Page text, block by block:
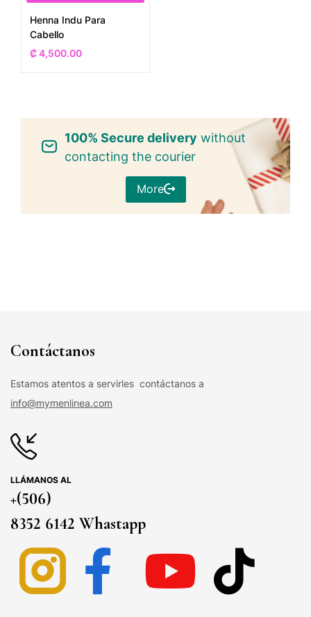
Henna Indu Para
Cabello
₡4,500.00
100% Secure delivery without
contacting the courier
More
Contáctanos
Estamos atentos a servirles contáctanos a
info@mymenlinea.com
LLÁMANOS AL
+(506)
8352 6142 Whastapp